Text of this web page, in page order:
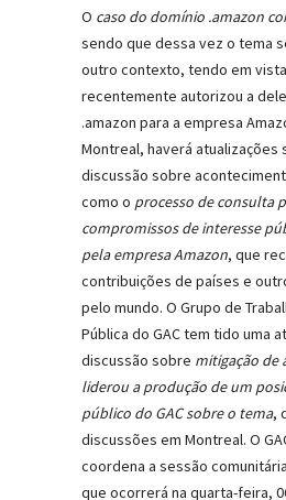
O caso do domínio .amazon
sendo que dessa vez o tema
outro contexto, tendo em vista
recentemente autorizou a
.amazon para a empresa
Montreal, haverá atualizações
discussão sobre
como o processo de consulta
compromissos de interesse
pela empresa Amazon, que
contribuições de países e
pelo mundo. O Grupo de
Pública do GAC tem tido uma
discussão sobre mitigação de
liderou a produção de um
público do GAC sobre o tema,
discussões em Montreal. O
coordena a sessão
que ocorrerá na quarta-feira,